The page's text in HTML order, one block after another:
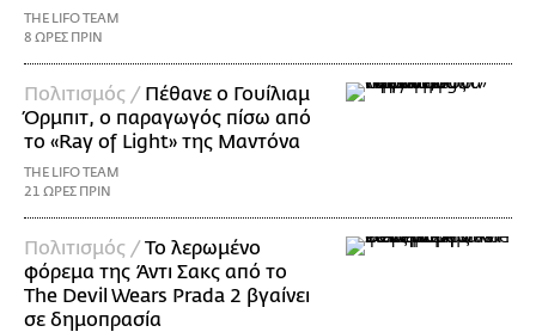
THE LIFO TEAM
8 ΩΡΕΣ ΠΡΙΝ
Πολιτισμός / Πέθανε ο Γουίλιαμ
Όρμπιτ, ο παραγωγός πίσω από
το «Ray of Light» της Μαντόνα
THE LIFO TEAM
21 ΩΡΕΣ ΠΡΙΝ
Πολιτισμός /Το λερωμένο
φόρεμα της Άντι Σακς από το
The Devil Wears Prada 2 βγαίνει
σε δημοπρασία